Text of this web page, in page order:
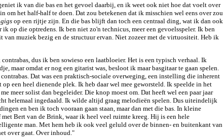
ik van die bas en het gevoel daarbij, en ik weet ook niet hoe dat voelt over
om het half-half te doen. Dat zou betekenen dat ik misschien wel eens over zou
gigs op een rijtje zijn. En die bas blijft dan toch een centraal ding, wat ik dan ook
op die optredens. Ik ben niet zo'n technicus, meer een gevoelsspeler. Ik ben
van muziek bezig en de structuur ervan. Niet zozeer met de virtuositeit. Heb ik
dus ik ben sowieso een laatbloeier. Het is een typisch verhaal. Ik
maar omdat er nog een gitarist was, besloot ik maar basgitaar te gaan spelen.
Dat was een praktisch-sociale overweging, een instelling die inherent
op een heel dienende plek. Ik heb daar wel mee geworsteld. Ik speelde in het
meer solist dan begeleider. Die knop moest om. Dat heeft wel een paar jaar
helemaal ingedaald. Ik wilde altijd graag melodieën spelen. Dus uiteindelijk
en ben ik toch vooraan gaan staan, maar dan met die bas. In kleine
Bert van de Brink, waar ik heel veel ruimte kreeg. Hij is een hele
man. Met hem heb ik ook veel geluld over de binnen- en buitenkant van
over gaat. Over inhoud."